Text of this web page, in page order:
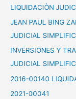
p
o
r
:
LIQUIDACIÒN
JEAN PAUL BING
JUDICIAL
INVERSIONES Y
JUDICIAL
2016-00140
2021-00041